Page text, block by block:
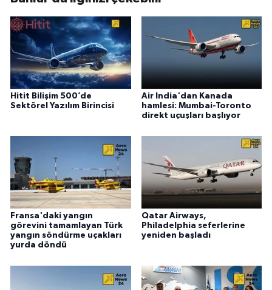
Hitit Bilişim 500’de
Sektörel Yazılım Birincisi
Air India'dan Kanada
hamlesi: Mumbai-Toronto
direkt uçuşları başlıyor
Fransa'daki yangın
görevini tamamlayan Türk
yangın söndürme uçakları
yurda döndü
Qatar Airways,
Philadelphia seferlerine
yeniden başladı